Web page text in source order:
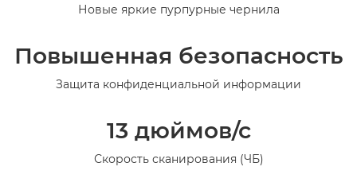
Новые яркие пурпурные чернила
Повышенная безопасность
Защита конфиденциальной информации
13 дюймов/с
Скорость сканирования (ЧБ)